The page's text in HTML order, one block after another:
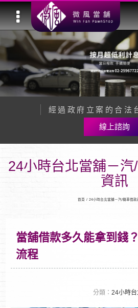
經過政府立案的合法
線上諮詢
24小時台北當舖－
資訊
首頁 / 24小時台北當舖－汽/機車借款
當舖借款多久能拿到錢
流程
分類： 24小時